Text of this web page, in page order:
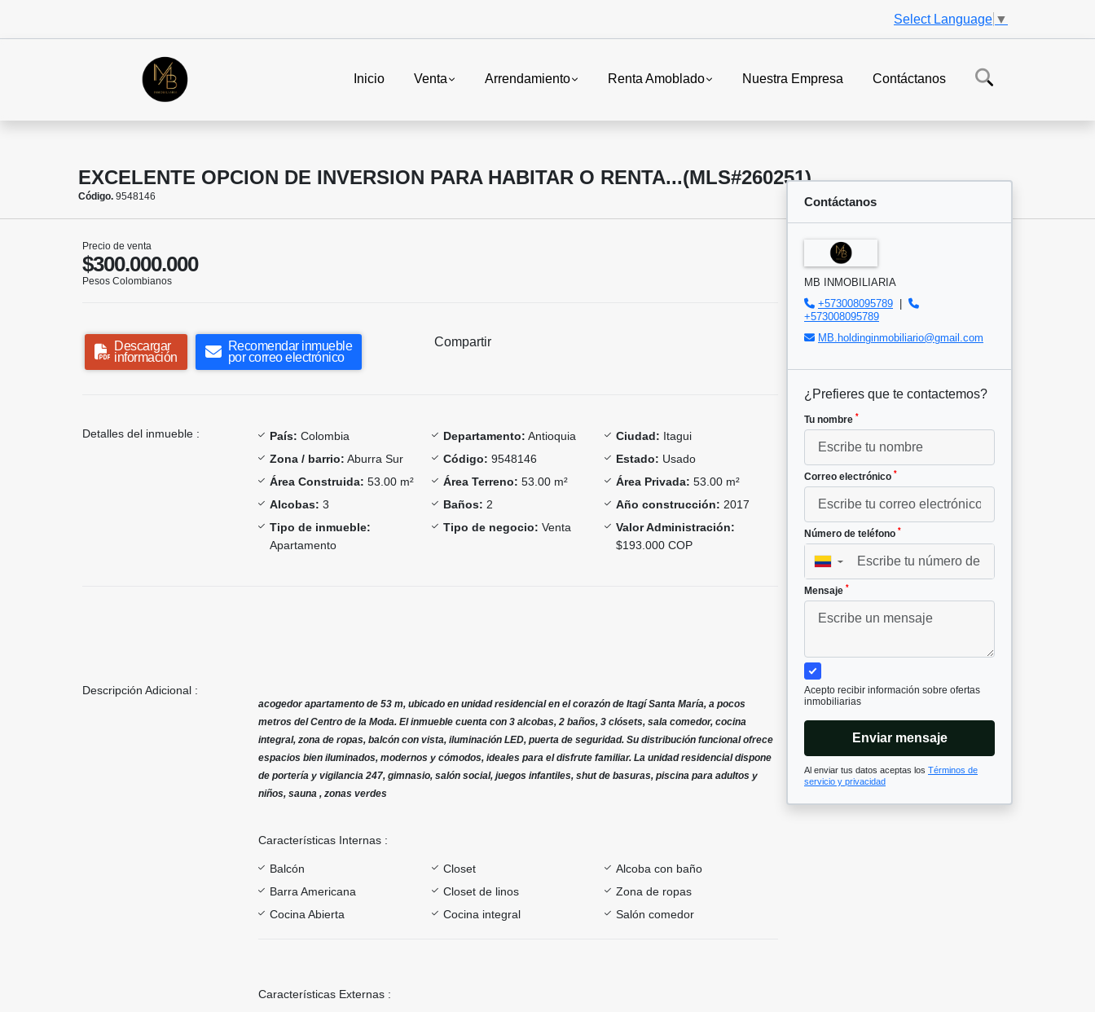
Select Language ▼
Inicio Venta Arrendamiento Renta Amoblado Nuestra Empresa Contáctanos
EXCELENTE OPCION DE INVERSION PARA HABITAR O RENTA...(MLS#260251)
Código. 9548146
Precio de venta
$300.000.000
Pesos Colombianos
Descargar
información
Recomendar inmueble
por correo electrónico
Compartir
Detalles del inmueble : País: Colombia Departamento: Antioquia Ciudad: Itagui
Zona / barrio: Aburra Sur Código: 9548146 Estado: Usado
Área Construida: 53.00 m² Área Terreno: 53.00 m² Área Privada: 53.00 m²
Alcobas: 3 Baños: 2 Año construcción: 2017
Tipo de inmueble:
Apartamento
Tipo de negocio: Venta
Valor Administración:
$193.000 COP
Descripción Adicional :
acogedor apartamento de 53 m, ubicado en unidad residencial en el corazón de Itagí Santa María, a pocos
metros del Centro de la Moda. El inmueble cuenta con 3 alcobas, 2 baños, 3 clósets, sala comedor, cocina
integral, zona de ropas, balcón con vista, iluminación LED, puerta de seguridad. Su distribución funcional ofrece
espacios bien iluminados, modernos y cómodos, ideales para el disfrute familiar. La unidad residencial dispone
de portería y vigilancia 247, gimnasio, salón social, juegos infantiles, shut de basuras, piscina para adultos y
niños, sauna , zonas verdes
Características Internas :
Balcón Closet
Alcoba con baño
Barra Americana
Closet de linos
Zona de ropas
Cocina Abierta
Cocina integral Salón comedor
Características Externas :
Contáctanos
MB INMOBILIARIA
+573008095789 |
+573008095789
MB.holdinginmobiliario@gmail.com
¿Prefieres que te contactemos?
Tu nombre *
Correo electrónico *
Número de teléfono *
▼
Mensaje *
Acepto recibir información sobre ofertas
inmobiliarias
Enviar mensaje
Al enviar tus datos aceptas los Términos de
servicio y privacidad